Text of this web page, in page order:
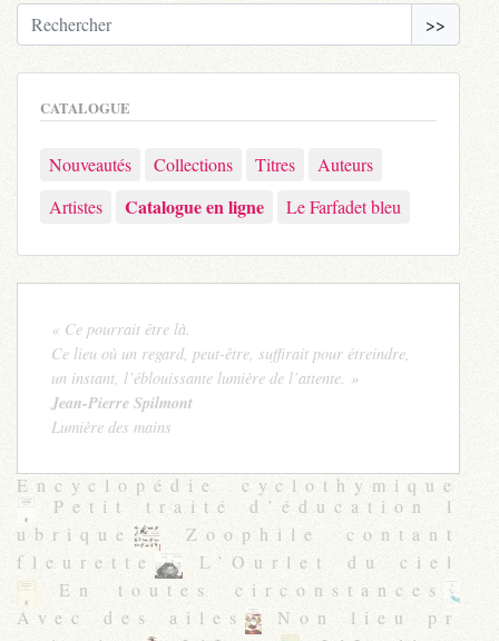
>>
CATALOGUE
Nouveautés Collections Titres
Auteurs
Artistes
Catalogue en ligne Le Farfadet bleu
« Ce pourrait être là.
Ce lieu où un regard, peut-être, suffirait pour étreindre,
un instant, l’éblouissante lumière de l’attente. »
Jean-Pierre Spilmont
Lumière des mains
Encyclopédie cyclothymique
Petit traité d’éducation l
ubrique
Zoophile contant
fleurette
L’Ourlet du ciel
En toutes circonstances
Avec des ailes
Non lieu pr